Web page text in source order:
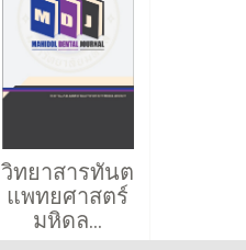
วิทยาสารทันต
แพทยศาสตร์
มหิดล...